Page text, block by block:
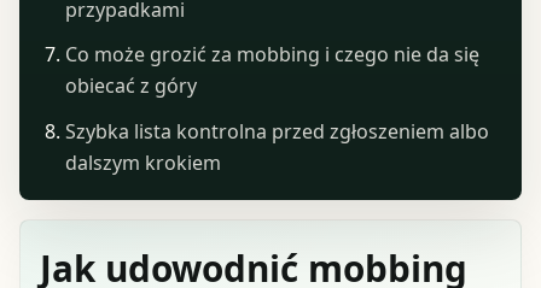
Jak udowodnić mobbing
przypadkami
Co może grozić za mobbing i czego nie da się
obiecać z góry
Szybka lista kontrolna przed zgłoszeniem albo
dalszym krokiem